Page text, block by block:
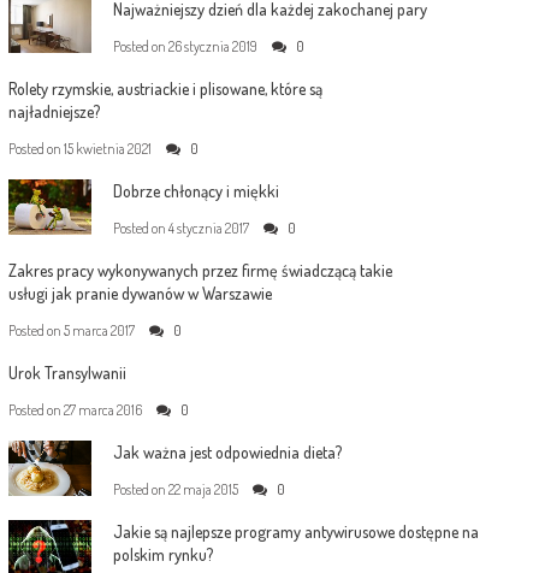
Najważniejszy dzień dla każdej zakochanej pary
Posted on 26 stycznia 2019 0
Rolety rzymskie, austriackie i plisowane, które są
najładniejsze?
Posted on 15 kwietnia 2021 0
Dobrze chłonący i miękki
Posted on 4 stycznia 2017 0
Zakres pracy wykonywanych przez firmę świadczącą takie
usługi jak pranie dywanów w Warszawie
Posted on 5 marca 2017 0
Urok Transylwanii
Posted on 27 marca 2016 0
Jak ważna jest odpowiednia dieta?
Posted on 22 maja 2015 0
Jakie są najlepsze programy antywirusowe dostępne na
polskim rynku?